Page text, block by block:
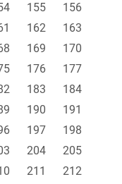
155
156
162
163
169
170
176
177
183
184
190
191
197
198
204
205
211
212